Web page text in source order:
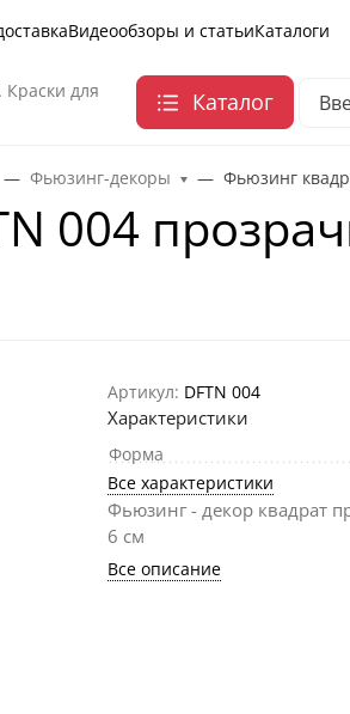
Видеообзоры и статьиКаталоги
для
Каталог
Фьюзинг-декоры Фьюзинг
004
Артикул: DFTN 004
Характеристики
Форма
Все характеристики
Фьюзинг - декор квадрат
6 см
Все описание